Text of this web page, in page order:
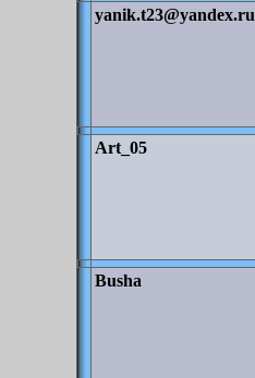
yanik.t23@yandex.ru
Art_05
Busha